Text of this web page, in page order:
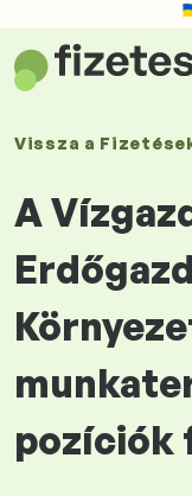
Vissza a
A
pozíciók